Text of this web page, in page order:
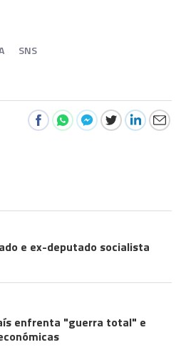
SNS
e ex-deputado socialista
enfrenta "guerra total" e